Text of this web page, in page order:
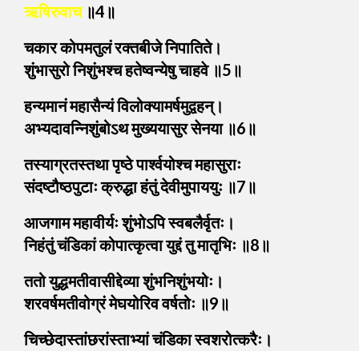
ऋषिरुवाच॥4॥
चकार कोपमतुलं रक्तबीजे निपातिते।
शुंभासुरो निशुंभश्च हतेष्वन्येषु चाहवे ॥5॥
हन्यमानं महासैन्यं विलोक्यामर्षमुद्वहन्।
अभ्यदावन्निशुंबोऽथ मुख्ययासुर सेनया ॥6॥
तस्याग्रतस्तथा पृष्ठे पार्श्वयोश्च महासुराः
संदष्टौष्ठपुटाः क्रुद्धा हंतुं देवीमुपाययुः ॥7॥
आजगाम महावीर्यः शुंभोऽपि स्वबलैर्वृतः।
निहंतुं चंडिकां कोपात्कृत्वा युद्दं तु मातृभिः ॥8॥
ततो युद्धमतीवासीद्देव्या शुंभनिशुंभयोः।
शरवर्षमतीवोग्रं मेघयोरिव वर्षतोः ॥9॥
चिच्छेदास्तांछरांस्ताभ्यां चंडिका स्वशरोत्करैः।